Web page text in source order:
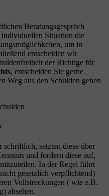
Beratungsgespräch
Situation die
um in
entscheiden wir
der Richtige für
, entscheiden Sie gerne
Weg aus den Schulden gehen
setzten diese über
und fordern diese auf,
In der Regel führt
gesetzlich verpflichtend)
Vollstreckungen ( wie z.B.
absehen.